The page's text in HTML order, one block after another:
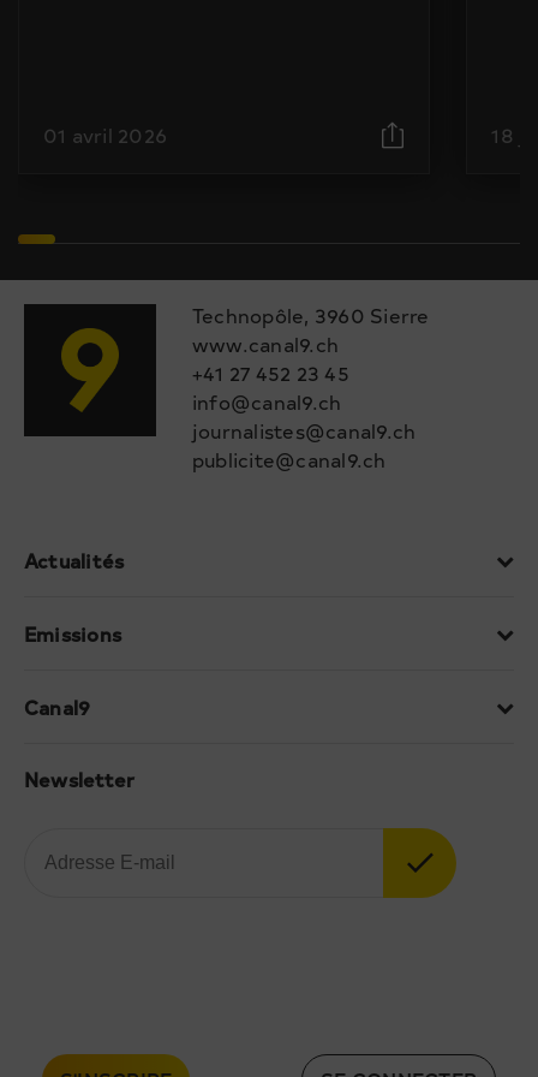
01 avril 2026 18
Technopôle, 3960 Sierre
www.canal9.ch
+41 27 452 23 45
info@canal9.ch
journalistes@canal9.ch
publicite@canal9.ch
Actualités
Emissions
Canal9
Newsletter